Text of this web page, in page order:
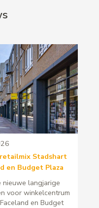
Stadshart
en Budget Plaza
langjarige
voor winkelcentrum
en Budget